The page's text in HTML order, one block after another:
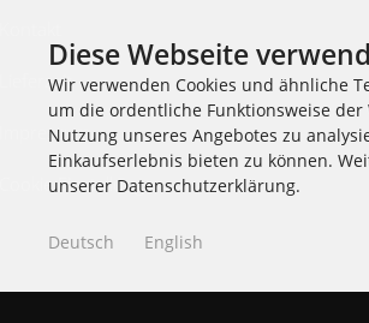
Lieferzeit
Impressum
Cookie Einstellungen
Diese Webseite
Wir verwenden Cookies und ähnliche
um die ordentliche Funktionsweise
Nutzung unseres Angebotes zu
Einkaufserlebnis bieten zu können.
unserer Datenschutzerklärung.
Deutsch English